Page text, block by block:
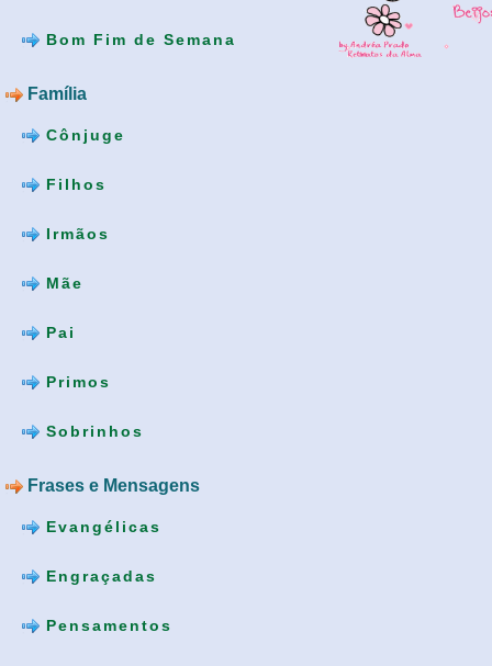
Bom Fim de Semana
Família
Cônjuge
Filhos
Irmãos
Mãe
Pai
Primos
Sobrinhos
Frases e Mensagens
Evangélicas
Engraçadas
Pensamentos